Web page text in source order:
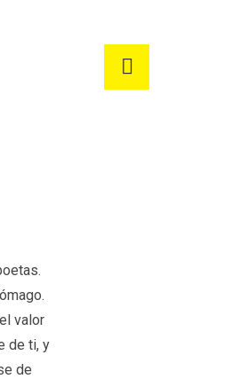
valor
de ti, y
de